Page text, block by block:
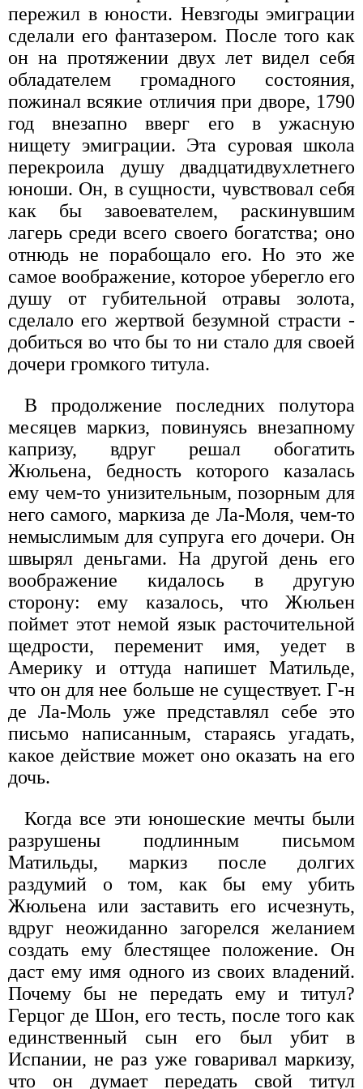
пережил в юности. Невзгоды эмиграции
сделали его фантазером. После того как
он на протяжении двух лет видел себя
обладателем громадного состояния,
пожинал всякие отличия при дворе, 1790
год внезапно вверг его в ужасную
нищету эмиграции. Эта суровая школа
перекроила душу двадцатидвухлетнего
юноши. Он, в сущности, чувствовал себя
как бы завоевателем, раскинувшим
лагерь среди всего своего богатства; оно
отнюдь не порабощало его. Но это же
самое воображение, которое уберегло его
душу от губительной отравы золота,
сделало его жертвой безумной страсти -
добиться во что бы то ни стало для своей
дочери громкого титула.
В продолжение последних полутора
месяцев маркиз, повинуясь внезапному
капризу, вдруг решал обогатить
Жюльена, бедность которого казалась
ему чем-то унизительным, позорным для
него самого, маркиза де Ла-Моля, чем-то
немыслимым для супруга его дочери. Он
швырял деньгами. На другой день его
воображение кидалось в другую
сторону: ему казалось, что Жюльен
поймет этот немой язык расточительной
щедрости, переменит имя, уедет в
Америку и оттуда напишет Матильде,
что он для нее больше не существует. Г-н
де Ла-Моль уже представлял себе это
письмо написанным, стараясь угадать,
какое действие может оно оказать на его
дочь.
Когда все эти юношеские мечты были
разрушены подлинным письмом
Матильды, маркиз после долгих
раздумий о том, как бы ему убить
Жюльена или заставить его исчезнуть,
вдруг неожиданно загорелся желанием
создать ему блестящее положение. Он
даст ему имя одного из своих владений.
Почему бы не передать ему и титул?
Герцог де Шон, его тесть, после того как
единственный сын его был убит в
Испании, не раз уже говаривал маркизу,
что он думает передать свой титул